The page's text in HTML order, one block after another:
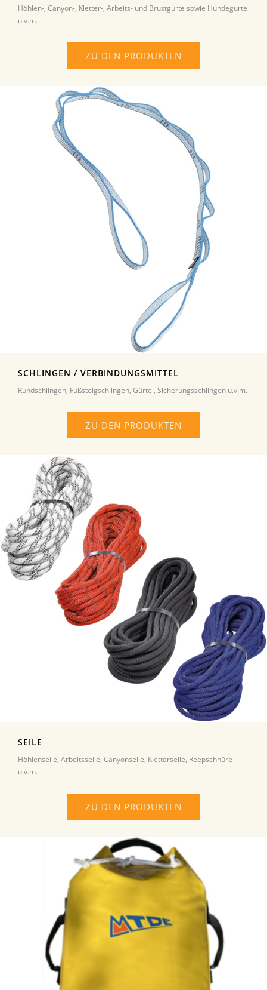
Höhlen-, Canyon-, Kletter-, Arbeits- und Brustgurte sowie Hundegurte
u.v.m.
ZU DEN PRODUKTEN
SCHLINGEN / VERBINDUNGSMITTEL
Rundschlingen, Fußsteigschlingen, Gürtel, Sicherungsschlingen u.v.m.
ZU DEN PRODUKTEN
SEILE
Höhlenseile, Arbeitsseile, Canyonseile, Kletterseile, Reepschnüre
u.v.m.
ZU DEN PRODUKTEN